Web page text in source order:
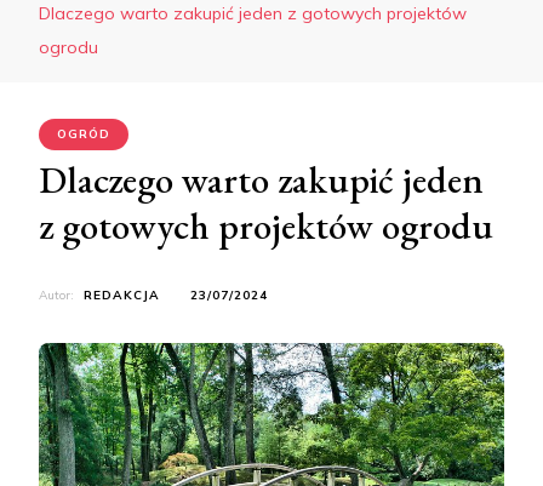
Dlaczego warto zakupić jeden z gotowych projektów
ogrodu
OGRÓD
Dlaczego warto zakupić jeden
z gotowych projektów ogrodu
Autor: REDAKCJA 23/07/2024